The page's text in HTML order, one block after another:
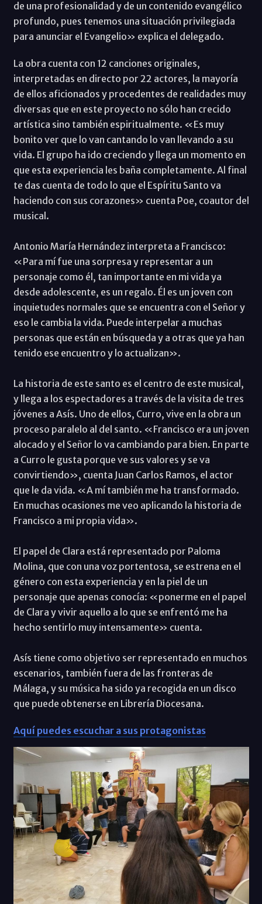
de una profesionalidad y de un contenido evangélico
profundo, pues tenemos una situación privilegiada
para anunciar el Evangelio» explica el delegado.
La obra cuenta con 12 canciones originales,
interpretadas en directo por 22 actores, la mayoría
de ellos aficionados y procedentes de realidades muy
diversas que en este proyecto no sólo han crecido
artística sino también espiritualmente. «Es muy
bonito ver que lo van cantando lo van llevando a su
vida. El grupo ha ido creciendo y llega un momento en
que esta experiencia les baña completamente. Al final
te das cuenta de todo lo que el Espíritu Santo va
haciendo con sus corazones» cuenta Poe, coautor del
musical.
Antonio María Hernández interpreta a Francisco:
«Para mí fue una sorpresa y representar a un
personaje como él, tan importante en mi vida ya
desde adolescente, es un regalo. Él es un joven con
inquietudes normales que se encuentra con el Señor y
eso le cambia la vida. Puede interpelar a muchas
personas que están en búsqueda y a otras que ya han
tenido ese encuentro y lo actualizan».
La historia de este santo es el centro de este musical,
y llega a los espectadores a través de la visita de tres
jóvenes a Asís. Uno de ellos, Curro, vive en la obra un
proceso paralelo al del santo. «Francisco era un joven
alocado y el Señor lo va cambiando para bien. En parte
a Curro le gusta porque ve sus valores y se va
convirtiendo», cuenta Juan Carlos Ramos, el actor
que le da vida. «A mí también me ha transformado.
En muchas ocasiones me veo aplicando la historia de
Francisco a mi propia vida».
El papel de Clara está representado por Paloma
Molina, que con una voz portentosa, se estrena en el
género con esta experiencia y en la piel de un
personaje que apenas conocía: «ponerme en el papel
de Clara y vivir aquello a lo que se enfrentó me ha
hecho sentirlo muy intensamente» cuenta.
Asís tiene como objetivo ser representado en muchos
escenarios, también fuera de las fronteras de
Málaga, y su música ha sido ya recogida en un disco
que puede obtenerse en Librería Diocesana.
Aquí puedes escuchar a sus protagonistas